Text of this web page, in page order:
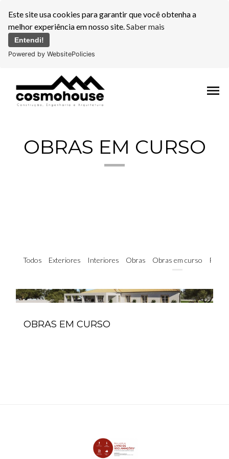
Este site usa cookies para garantir que você obtenha a
melhor experiência em nosso site.Saber mais
Entendi!
Powered by WebsitePolicies
menu
OBRAS EM CURSO
Todos Exteriores Interiores Obras Obras em curso
OBRAS EM CURSO